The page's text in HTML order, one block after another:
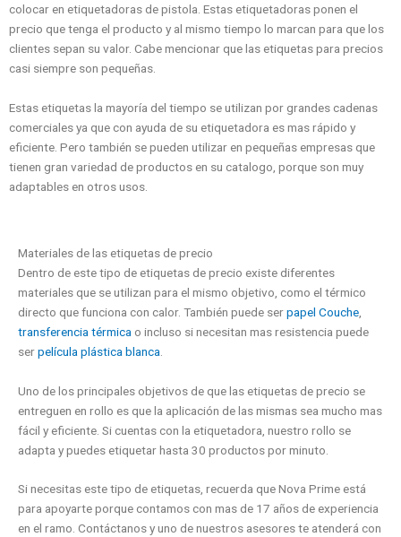
colocar en etiquetadoras de pistola. Estas etiquetadoras ponen el
precio que tenga el producto y al mismo tiempo lo marcan para que los
clientes sepan su valor. Cabe mencionar que las etiquetas para precios
casi siempre son pequeñas.
Estas etiquetas la mayoría del tiempo se utilizan por grandes cadenas
comerciales ya que con ayuda de su etiquetadora es mas rápido y
eficiente. Pero también se pueden utilizar en pequeñas empresas que
tienen gran variedad de productos en su catalogo, porque son muy
adaptables en otros usos.
Materiales de las etiquetas de precio
Dentro de este tipo de etiquetas de precio existe diferentes
materiales que se utilizan para el mismo objetivo, como el térmico
directo que funciona con calor. También puede serpapel Couche
transferencia térmica o incluso si necesitan mas resistencia puede
serpelícula plástica blanca
Uno de los principales objetivos de que las etiquetas de precio se
entreguen en rollo es que la aplicación de las mismas sea mucho mas
fácil y eficiente. Si cuentas con la etiquetadora, nuestro rollo se
adapta y puedes etiquetar hasta 30 productos por minuto.
Si necesitas este tipo de etiquetas, recuerda que Nova Prime está
para apoyarte porque contamos con mas de 17 años de experiencia
en el ramo. Contáctanos y uno de nuestros asesores te atenderá con